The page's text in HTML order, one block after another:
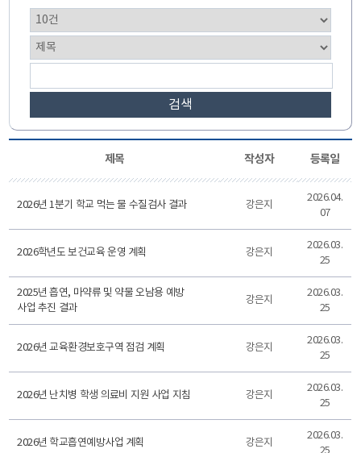
검색
제목 작성자 등록일
2026년 1분기 학교 먹는 물 수질검사 결과 강은지
2026.04.
07
2026학년도 보건교육 운영 계획 강은지
2026.03.
25
2025년 흡연, 마약류 및 약물 오남용 예방
사업 추진 결과
강은지
2026.03.
25
2026년 교육환경보호구역 점검 계획 강은지
2026.03.
25
2026년 난치병 학생 의료비 지원 사업 지침 강은지
2026.03.
25
2026년 학교흡연예방사업 계획 강은지
2026.03.